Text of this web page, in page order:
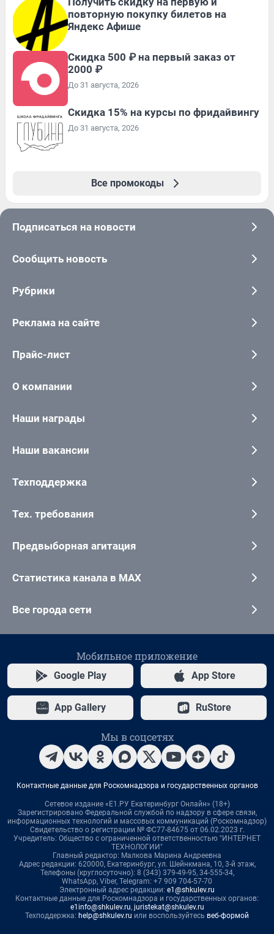
повторную покупку билетов на
Яндекс Афише
Скидка 500 ₽ на первый заказ от
2000 ₽
До 31 августа, 2026
Скидка 15% на курсы по фридайвингу
До 31 августа, 2026
Все промокоды
Подписаться на новости
Сообщить новость
Рубрики
Реклама на сайте
Прайс-лист
О компании
Наши награды
Наши вакансии
Техподдержка
Тех. требования
Предвыборная агитация
Статистика канала в MAX
Все города сети
Мобильное приложение
Google Play App Store
App Gallery RuStore
Мы в соцсетях
Контактные данные для Роскомнадзора и государственных органов
Сетевое издание «Е1.РУ Екатеринбург Онлайн» (18+)
Зарегистрировано Федеральной службой по надзору в сфере связи,
информационных технологий и массовых коммуникаций (Роскомнадзор)
Свидетельство о регистрации № ФС77-84675 от 06.02.2023 г.
Учредитель: Общество с ограниченной ответственностью "ИНТЕРНЕТ
ТЕХНОЛОГИИ"
Главный редактор: Малкова Марина Андреевна
Адрес редакции: 620000, Екатеринбург, ул. Шейнкмана, 10, 3-й этаж,
Телефоны (круглосуточно): 8 (343) 379-49-95, 34-555-34,
WhatsApp, Viber, Telegram: +7 909 704-57-70
Электронный адрес редакции: e1@shkulev.ru
Контактные данные для Роскомнадзора и государственных органов:
e1info@shkulev.ru, juristekat@shkulev.ru
Техподдержка: help@shkulev.ru или воспользуйтесь веб-формой